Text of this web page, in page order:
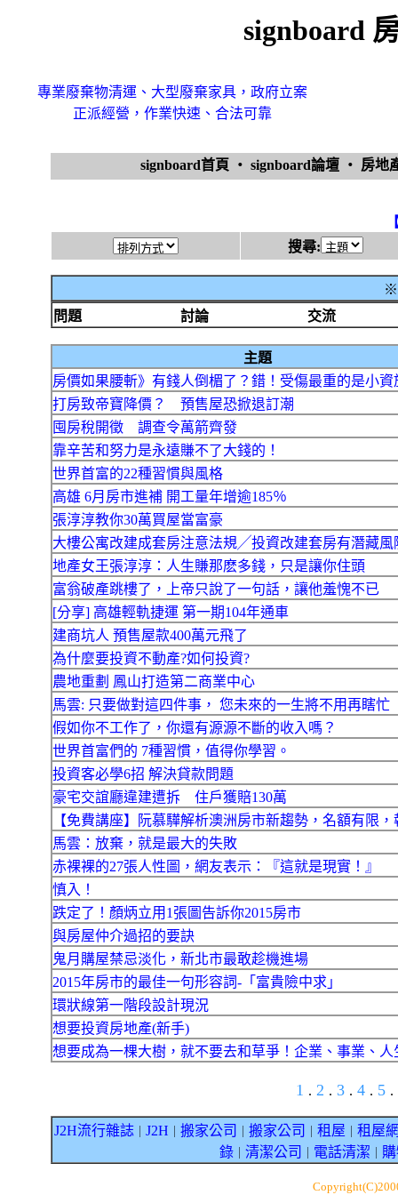
signboard
專業廢棄物清運、大型廢棄家具，政府立案
正派經營，作業快速、合法可靠
signboard首頁 ‧ signboard論壇 ‧ 房地
搜尋:
※
問題
討論 交流
主題
房價如果腰斬》有錢人倒楣了？錯！受傷最重的是小資
打房致帝寶降價？ 預售屋恐掀退訂潮
囤房稅開徵 調查令萬箭齊發
靠辛苦和努力是永遠賺不了大錢的！
世界首富的22種習慣與風格
高雄 6月房市進補 開工量年增逾185％
張淳淳教你30萬買屋當富豪
大樓公寓改建成套房注意法規╱投資改建套房有潛藏風
地產女王張淳淳：人生賺那麽多錢，只是讓你住頭
富翁破產跳樓了，上帝只說了一句話，讓他羞愧不已
[分享] 高雄輕軌捷運 第一期104年通車
建商坑人 預售屋款400萬元飛了
為什麼要投資不動產?如何投資?
農地重劃 鳳山打造第二商業中心
馬雲: 只要做對這四件事， 您未來的一生將不用再瞎忙
假如你不工作了，你還有源源不斷的收入嗎？
世界首富們的 7種習慣，值得你學習。
投資客必學6招 解決貸款問題
豪宅交誼廳違建遭拆 住戶獲賠130萬
【免費講座】阮慕驊解析澳洲房市新趨勢，名額有限，
馬雲：放棄，就是最大的失敗
赤裸裸的27張人性圖，網友表示：『這就是現實！』
慎入！
跌定了！顏炳立用1張圖告訴你2015房市
與房屋仲介過招的要訣
鬼月購屋禁忌淡化，新北市最敢趁機進場
2015年房市的最佳一句形容詞-「富貴險中求」
環狀線第一階段設計現況
想要投資房地產(新手)
想要成為一棵大樹，就不要去和草爭！企業、事業、人
1 . 2 . 3 . 4 . 5 .
J2H流行雜誌 J2H 搬家公司 搬家公司 租屋
租屋
錄｜ 清潔公司 電話清潔